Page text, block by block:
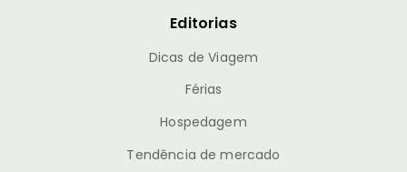
Editorias
Dicas de Viagem
Férias
Hospedagem
Tendência de mercado